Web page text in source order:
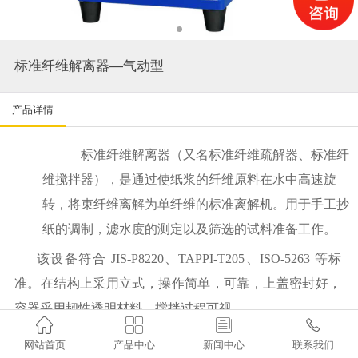
标准纤维解离器—气动型
产品详情
标准纤维解离器（又名标准纤维疏解器、标准纤
维搅拌器），是通过使纸浆的纤维原料在水中高速旋
转，将束纤维离解为单纤维的标准离解机。用于手工抄
纸的调制，滤水度的测定以及筛选的试料准备工作。
该设备符合 JIS-P8220、TAPPI-T205 、ISO-5263 等标
准。在结构上采用立式，操作简单，可靠，上盖密封好，
容器采用韧性透明材料，搅拌过程可视。
本产品是按
ISO 5263
——实验室的湿解离》标

网站首页

产品中心

新闻中心

联系我们